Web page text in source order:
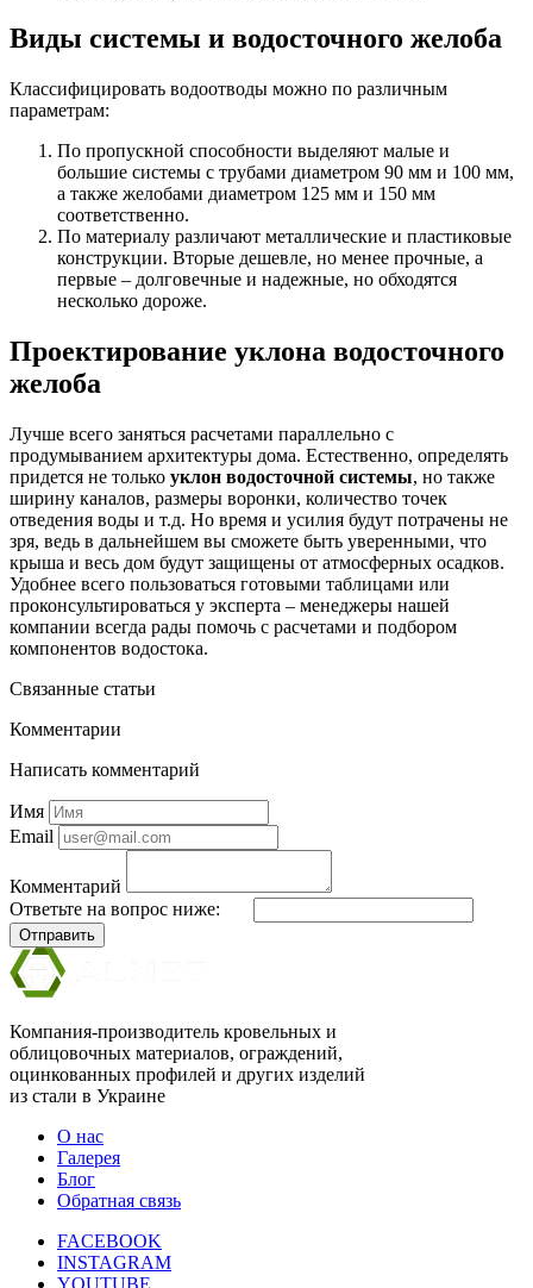
Виды системы и водосточного желоба
Классифицировать водоотводы можно по различным
параметрам:
По пропускной способности выделяют малые и
большие системы с трубами диаметром 90 мм и 100 мм,
а также желобами диаметром 125 мм и 150 мм
соответственно.
По материалу различают металлические и пластиковые
конструкции. Вторые дешевле, но менее прочные, а
первые – долговечные и надежные, но обходятся
несколько дороже.
Проектирование уклона водосточного
желоба
Лучше всего заняться расчетами параллельно с
продумыванием архитектуры дома. Естественно, определять
придется не только уклон водосточной системы, но также
ширину каналов, размеры воронки, количество точек
отведения воды и т.д. Но время и усилия будут потрачены не
зря, ведь в дальнейшем вы сможете быть уверенными, что
крыша и весь дом будут защищены от атмосферных осадков.
Удобнее всего пользоваться готовыми таблицами или
проконсультироваться у эксперта – менеджеры нашей
компании всегда рады помочь с расчетами и подбором
компонентов водостока.
Связанные статьи
Комментарии
Написать комментарий
Имя
Email
Комментарий
Ответьте на вопрос ниже:
Отправить
Компания-производитель кровельных и
облицовочных материалов, ограждений,
оцинкованных профилей и других изделий
из стали в Украине
О нас
Галерея
Блог
Обратная связь
FACEBOOK
INSTAGRAM
YOUTUBE